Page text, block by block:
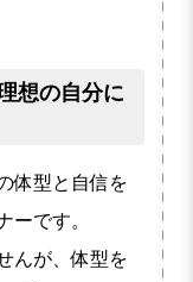
想の自分に
体型と自信を
ーです。
んが、体型を